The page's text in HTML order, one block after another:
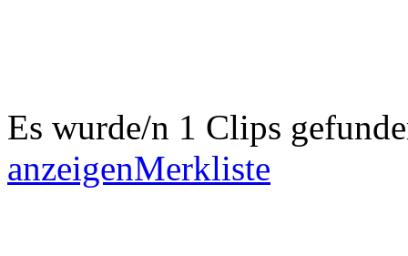
Es wurde/n 1 Clips
anzeigenMerkliste